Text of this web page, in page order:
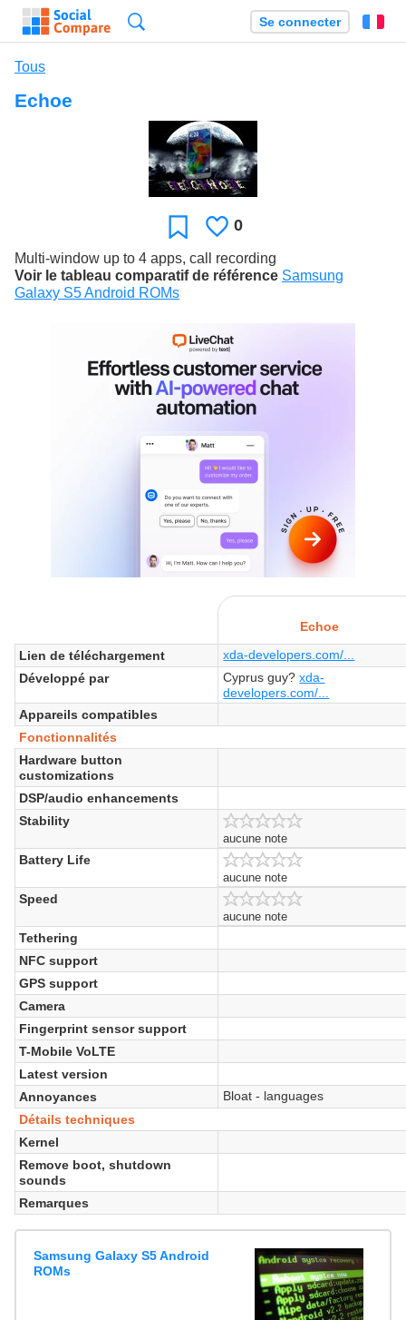
Se connecter
Tous
Echoe
Favori J'aime
0
Multi-window up to 4 apps, call recording
Voir le tableau comparatif de référence Samsung
Galaxy S5 Android ROMs
Echoe
Lien de téléchargement
xda-developers.com/...
Développé par
Cyprus guy?xda-
developers.com/...
Appareils compatibles
Fonctionnalités
Hardware button
customizations
DSP/audio enhancements
Stability
aucune note
Battery Life
aucune note
Speed
aucune note
Tethering
NFC support
GPS support
Camera
Fingerprint sensor support
T-Mobile VoLTE
Latest version
Annoyances
Bloat - languages
Détails techniques
Kernel
Remove boot, shutdown
sounds
Remarques
Samsung Galaxy S5 Android
ROMs